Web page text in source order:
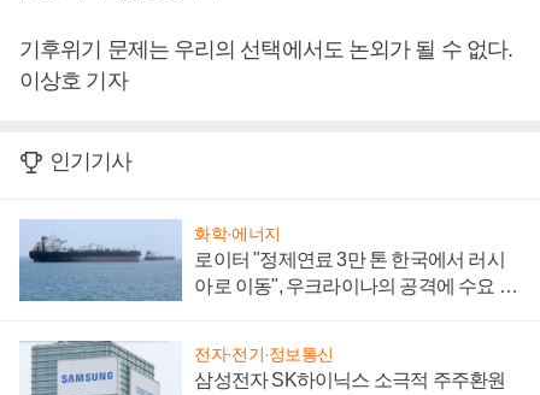
기후위기 문제는 우리의 선택에서도 논외가 될 수 없다.
이상호 기자
인기기사
화학·에너지
로이터 "정제연료 3만 톤 한국에서 러시
아로 이동", 우크라이나의 공격에 수요 늘
전자·전기·정보통신
삼성전자 SK하이닉스 소극적 주주환원